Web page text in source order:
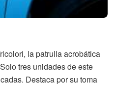
la patrulla acrobática
tres unidades de este
Destaca por su toma